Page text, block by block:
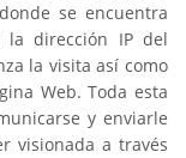
se encuentra
la dirección IP del
la visita así como
Web. Toda esta
y enviarle
visionada a través